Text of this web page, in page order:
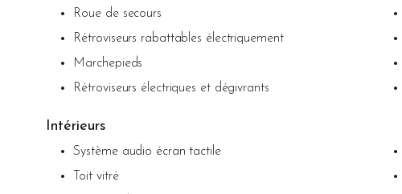
Roue de secours
Rétroviseurs rabattables électriquement
Marchepieds
Rétroviseurs électriques et dégivrants
Intérieurs
Système audio écran tactile
Toit vitré